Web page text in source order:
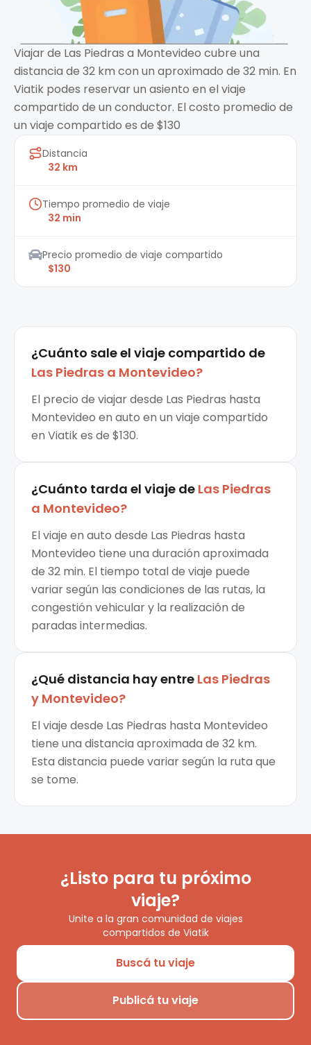
Viajar de Las Piedras a Montevideo cubre una
distancia de 32 km con un aproximado de 32 min. En
Viatik podes reservar un asiento en el viaje
compartido de un conductor. El costo promedio de
un viaje compartido es de $130
Distancia
32 km
Tiempo promedio de viaje
32 min
Precio promedio de viaje compartido
$130
¿Cuánto sale el viaje compartido de
Las Piedras a Montevideo?
El precio de viajar desde Las Piedras hasta
Montevideo en auto en un viaje compartido
en Viatik es de $130.
¿Cuánto tarda el viaje de Las Piedras
a Montevideo?
El viaje en auto desde Las Piedras hasta
Montevideo tiene una duración aproximada
de 32 min. El tiempo total de viaje puede
variar según las condiciones de las rutas, la
congestión vehicular y la realización de
paradas intermedias.
¿Qué distancia hay entre Las Piedras
y Montevideo?
El viaje desde Las Piedras hasta Montevideo
tiene una distancia aproximada de 32 km.
Esta distancia puede variar según la ruta que
se tome.
¿Listo para tu próximo
viaje?
Unite a la gran comunidad de viajes
compartidos de Viatik
Buscá tu viaje
Publicá tu viaje